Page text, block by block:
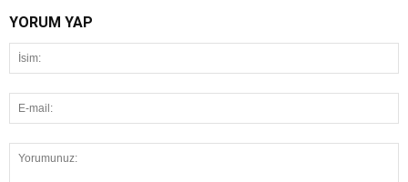
YORUM YAP